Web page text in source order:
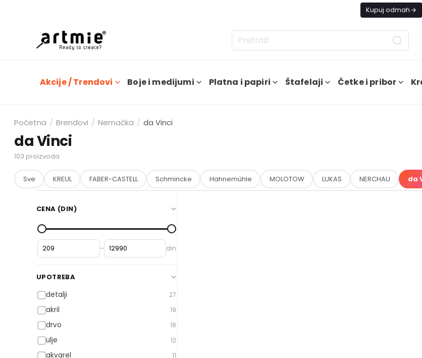
Kupuj odmah
Akcije / Trendovi Boje i medijumi Platna i papiri Štafelaji Četke i pribor
Početna / Brendovi / Nemačka / da Vinci
da Vinci
103 proizvoda
Sve KREUL FABER-CASTELL Schmincke Hahnemühle MOLOTOW LUKAS NERCHAU da